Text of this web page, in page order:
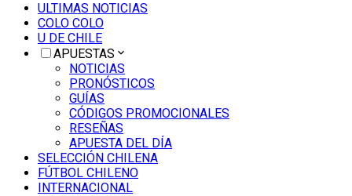
ULTIMAS NOTICIAS
COLO COLO
U DE CHILE
APUESTAS
NOTICIAS
PRONÓSTICOS
GUÍAS
CÓDIGOS PROMOCIONALES
RESEÑAS
APUESTA DEL DÍA
SELECCIÓN CHILENA
FÚTBOL CHILENO
INTERNACIONAL